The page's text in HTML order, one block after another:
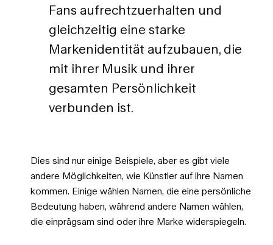
Fans aufrechtzuerhalten und
gleichzeitig eine starke
Markenidentität aufzubauen, die
mit ihrer Musik und ihrer
gesamten Persönlichkeit
verbunden ist.
Dies sind nur einige Beispiele, aber es gibt viele
andere Möglichkeiten, wie Künstler auf ihre Namen
kommen. Einige wählen Namen, die eine persönliche
Bedeutung haben, während andere Namen wählen,
die einprägsam sind oder ihre Marke widerspiegeln.